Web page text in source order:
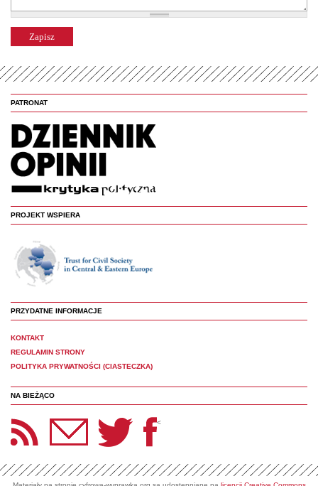
PATRONAT
PROJEKT WSPIERA
PRZYDATNE INFORMACJE
KONTAKT
REGULAMIN STRONY
POLITYKA PRYWATNOŚCI (CIASTECZKA)
NA BIEŻĄCO
Panoptyka Facebook <